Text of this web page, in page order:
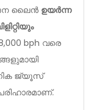
ലൈൻ ഉയർന്ന
bph വരെ
ജ്യൂസ്